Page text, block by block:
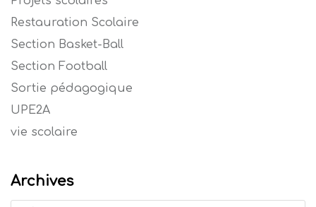
Restauration Scolaire
Section Basket-Ball
Section Football
Sortie pédagogique
UPE2A
vie scolaire
Archives